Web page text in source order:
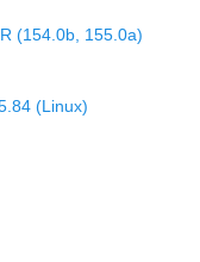
(154.0b, 155.0a)
(Linux)